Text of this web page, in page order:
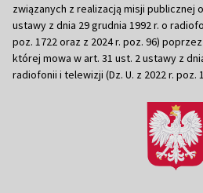
związanych z realizacją misji publicznej
ustawy z dnia 29 grudnia 1992 r. o
poz. 1722 oraz z 2024 r. poz. 96)
której mowa w art. 31 ust. 2 ustawy z
radiofonii i telewizji (Dz. U. z 2022 r. poz.